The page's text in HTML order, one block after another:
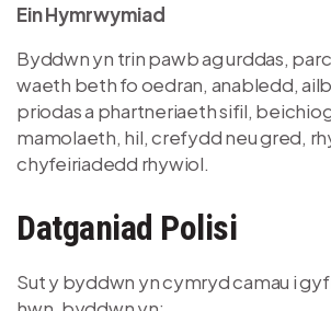
Ein Hymrwymiad
Byddwn yn trin pawb ag urddas,
waeth beth fo oedran, anabledd,
priodas a phartneriaeth sifil,
mamolaeth, hil, crefydd neu gred,
chyfeiriadedd rhywiol.
Datganiad Polisi
Sut y byddwn yn cymryd camau i